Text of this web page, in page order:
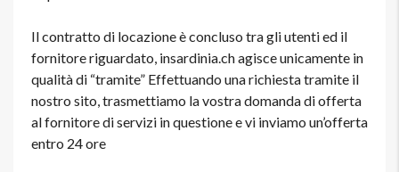
Il contratto di locazione è concluso tra gli utenti ed il
fornitore riguardato, insardinia.ch agisce unicamente in
qualità di “tramite” Effettuando una richiesta tramite il
nostro sito, trasmettiamo la vostra domanda di offerta
al fornitore di servizi in questione e vi inviamo un’offerta
entro 24 ore